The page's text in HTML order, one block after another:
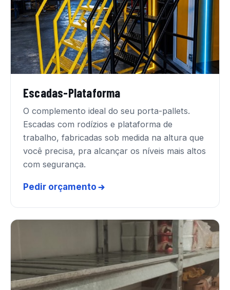
Escadas-Plataforma
O complemento ideal do seu porta-pallets.
Escadas com rodízios e plataforma de
trabalho, fabricadas sob medida na altura que
você precisa, pra alcançar os níveis mais altos
com segurança.
Pedir orçamento